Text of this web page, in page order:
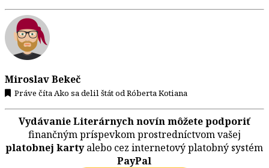
Miroslav Bekeč
Práve číta Ako sa delil štát od Róberta Kotiana
Vydávanie Literárnych novín môžete podporiť
finančným príspevkom prostredníctvom vašej
platobnej kartyalebo cez internetový platobný systém
PayPal